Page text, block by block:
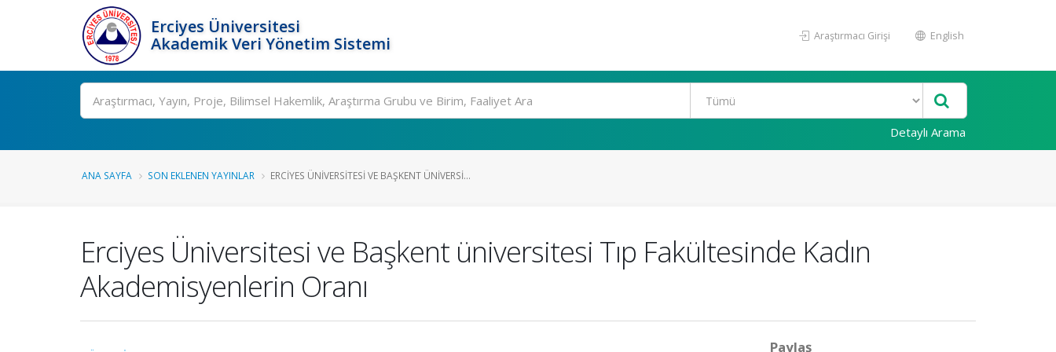
Erciyes Üniversitesi
Akademik Veri Yönetim Sistemi
Araştırmacı Girişi English
Ara
Detaylı Arama
ANA SAYFA SON EKLENEN YAYINLAR ERCIYES ÜNIVERSITESI VE BAŞKENT ÜNIVERSI...
Erciyes Üniversitesi ve Başkent üniversitesi Tıp Fakültesinde Kadın
Akademisyenlerin Oranı
Paylaş